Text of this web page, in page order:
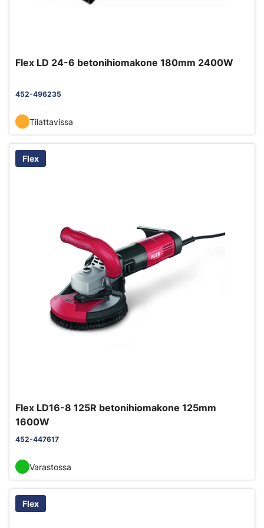
Flex LD 24-6 betonihiomakone 180mm 2400W
452-496235
Tilattavissa
Flex
Flex LD16-8 125R betonihiomakone 125mm
1600W
452-447617
Varastossa
Flex